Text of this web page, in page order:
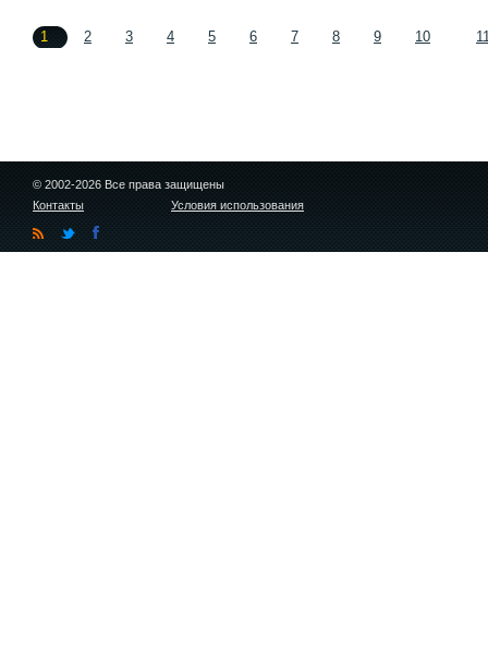
1 2 3 4 5 6 7 8 9 10
© 2002-2026 Все права защищены
Контакты
Условия использования